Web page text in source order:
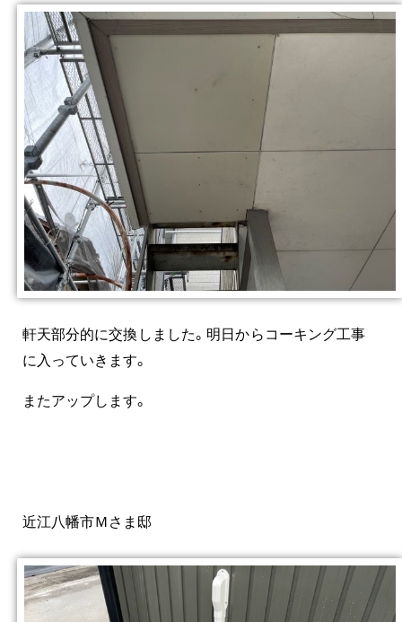
軒天部分的に交換しました。明日からコーキング工事
に入っていきます。
またアップします。
近江八幡市Ｍさま邸